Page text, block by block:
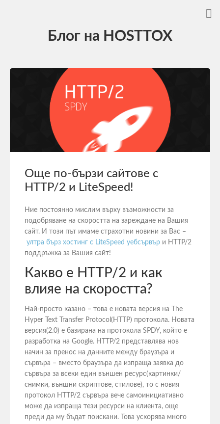
Блог на HOSTTOX
Още по-бързи сайтове с
HTTP/2 и LiteSpeed!
Ние постоянно мислим върху възможности за
подобряване на скоростта на зареждане на Вашия
сайт. И този път имаме страхотни новини за Вас –
ултра бърз хостинг с LiteSpeed уебсървър и HTTP/2
поддръжка за Вашия сайт!
Какво е HTTP/2 и как
влияе на скоростта?
Най-просто казано – това е новата версия на The
Hyper Text Transfer Protocol(HTTP) протокола. Новата
версия(2.0) е базирана на протокола SPDY, който е
разработка на Google. HTTP/2 представлява нов
начин за пренос на данните между браузъра и
сървъра – вместо браузъра да изпраща заявка до
сървъра за всеки един външен ресурс(картинки/
снимки, външни скриптове, стилове), то с новия
протокол HTTP/2 сървъра вече самоинициативно
може да изпраща тези ресурси на клиента, още
преди да му бъдат поискани. Това ускорява много